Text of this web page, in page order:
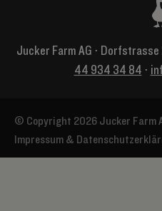
Jucker Farm AG ⋅ Dorfstrasse
44 934 34 84 ⋅
© Copyright 2026 Jucker Farm
Impressum &